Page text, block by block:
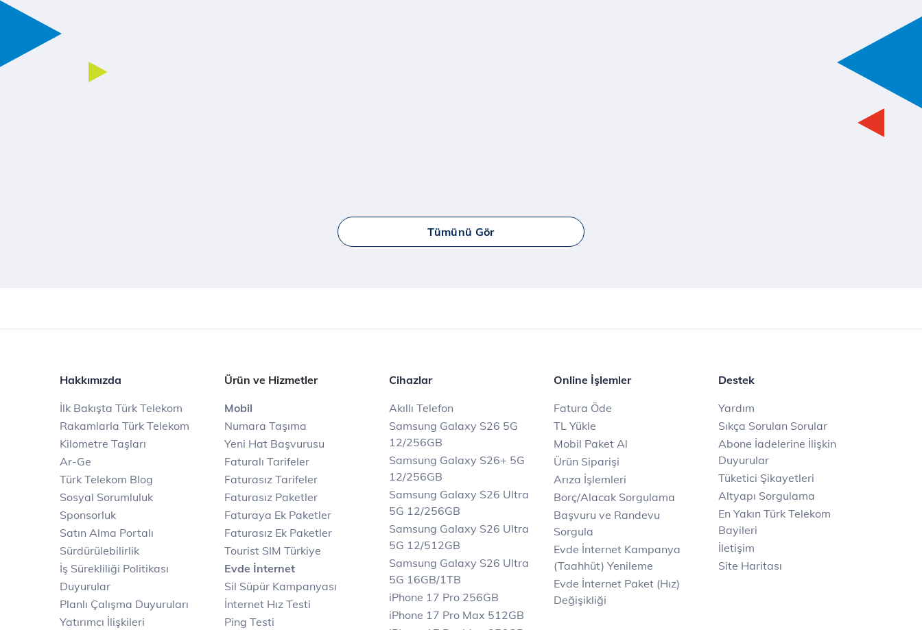
Tümünü Gör
Hakkımızda
İlk Bakışta Türk Telekom
Rakamlarla Türk Telekom
Kilometre Taşları
Ar-Ge
Türk Telekom Blog
Sosyal Sorumluluk
Sponsorluk
Satın Alma Portalı
Sürdürülebilirlik
İş Sürekliliği Politikası
Duyurular
Planlı Çalışma Duyuruları
Yatırımcı İlişkileri
Ürün ve Hizmetler
Mobil
Numara Taşıma
Yeni Hat Başvurusu
Faturalı Tarifeler
Faturasız Tarifeler
Faturasız Paketler
Faturaya Ek Paketler
Faturasız Ek Paketler
Tourist SIM Türkiye
Evde İnternet
Sil Süpür Kampanyası
İnternet Hız Testi
Ping Testi
Cihazlar
Akıllı Telefon
Samsung Galaxy S26 5G
12/256GB
Samsung Galaxy S26+ 5G
12/256GB
Samsung Galaxy S26 Ultra
5G 12/256GB
Samsung Galaxy S26 Ultra
5G 12/512GB
Samsung Galaxy S26 Ultra
5G 16GB/1TB
iPhone 17 Pro 256GB
iPhone 17 Pro Max 512GB
Online İşlemler
Fatura Öde
TL Yükle
Mobil Paket Al
Ürün Siparişi
Arıza İşlemleri
Borç/Alacak Sorgulama
Başvuru ve Randevu
Sorgula
Evde İnternet Kampanya
(Taahhüt) Yenileme
Evde İnternet Paket (Hız)
Değişikliği
Destek
Yardım
Sıkça Sorulan Sorular
Abone İadelerine İlişkin
Duyurular
Tüketici Şikayetleri
Altyapı Sorgulama
En Yakın Türk Telekom
Bayileri
İletişim
Site Haritası